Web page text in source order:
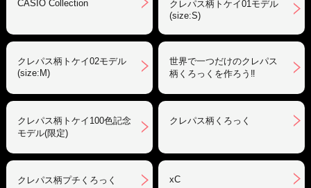
CASIO Collection
クレパス柄トケイ01モデル
(size:S)
クレパス柄トケイ02モデル
(size:M)
世界で一つだけのクレパス
柄くろっくを作ろう‼︎
クレパス柄トケイ100色記念
モデル(限定)
クレパス柄くろっく
クレパス柄プチくろっく xC